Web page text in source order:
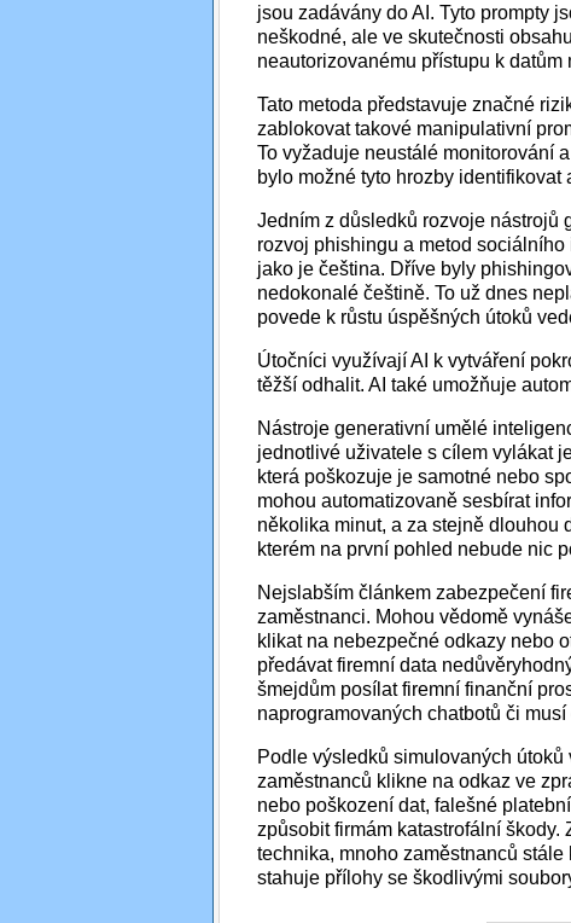
jsou zadávány do AI. Tyto prompty
neškodné, ale ve skutečnosti
neautorizovanému přístupu k
Tato metoda představuje značné
zablokovat takové manipulativní
To vyžaduje neustálé monitorování
bylo možné tyto hrozby identifikovat
Jedním z důsledků rozvoje nástrojů
rozvoj phishingu a metod
jako je čeština. Dříve byly
nedokonalé češtině. To už dnes
povede k růstu úspěšných útoků
Útočníci využívají AI k vytváření
těžší odhalit. AI také umožňuje
Nástroje generativní umělé
jednotlivé uživatele s cílem vylákat
která poškozuje je samotné nebo
mohou automatizovaně sesbírat
několika minut, a za stejně dlouhou
kterém na první pohled nebude nic
Nejslabším článkem zabezpečení
zaměstnanci. Mohou vědomě
klikat na nebezpečné odkazy nebo
předávat firemní data
šmejdům posílat firemní finanční
naprogramovaných chatbotů či
Podle výsledků simulovaných
zaměstnanců klikne na odkaz ve
nebo poškození dat, falešné
způsobit firmám katastrofální
technika, mnoho zaměstnanců
stahuje přílohy se škodlivými